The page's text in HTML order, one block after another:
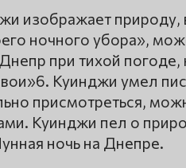
изображает
ночного убора»,
при тихой погоде,
Куинджи умел
присмотреться,
Куинджи пел о
ночь на Днепре.